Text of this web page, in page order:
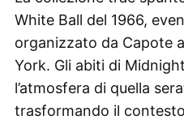
White Ball del 1966,
organizzato da Capote
York. Gli abiti di
l’atmosfera di quella
trasformando il